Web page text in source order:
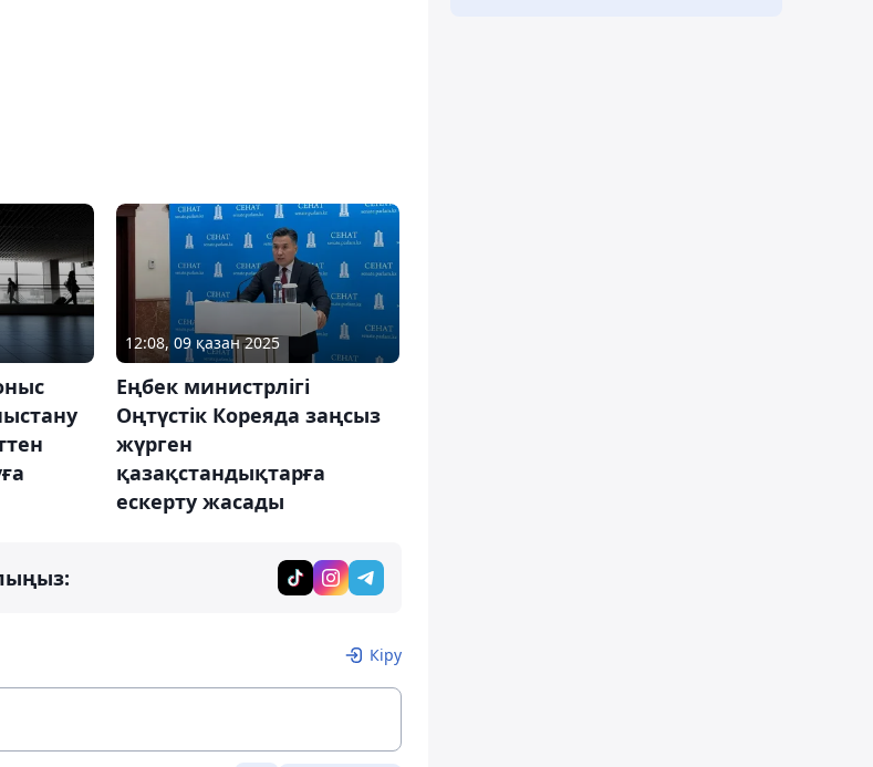
12:08, 09 қазан 2025
Еңбек министрлігі
Оңтүстік Кореяда заңсыз
жүрген
қазақстандықтарға
ескерту жасады
Кіру